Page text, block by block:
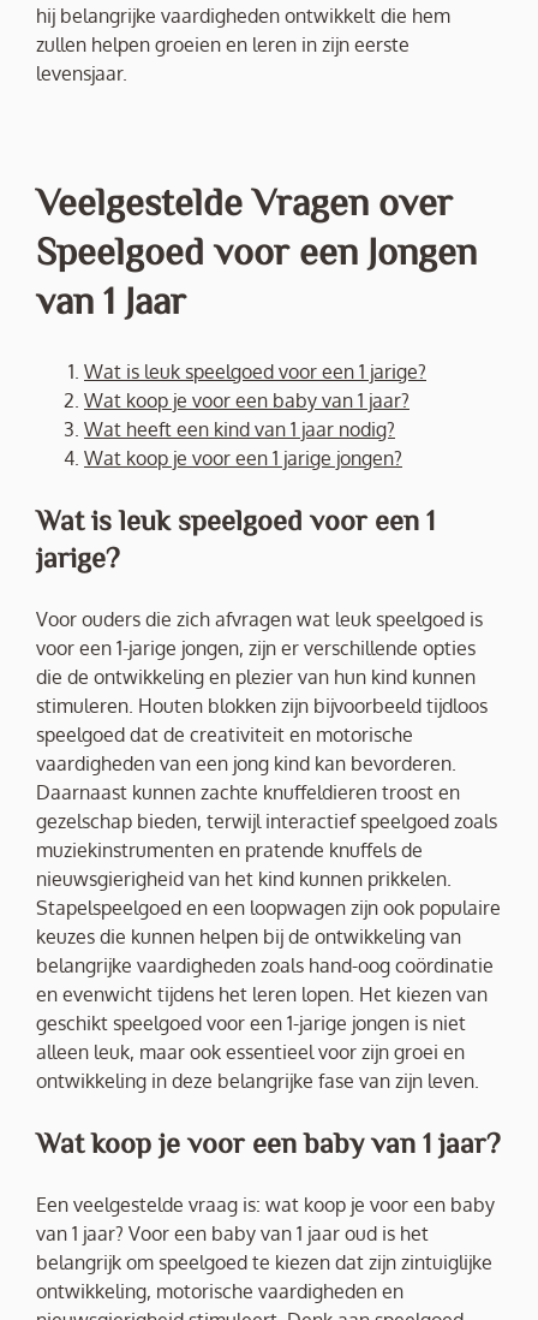
hij belangrijke vaardigheden ontwikkelt die hem
zullen helpen groeien en leren in zijn eerste
levensjaar.
Veelgestelde Vragen over
Speelgoed voor een Jongen
van 1 Jaar
Wat is leuk speelgoed voor een 1 jarige?
Wat koop je voor een baby van 1 jaar?
Wat heeft een kind van 1 jaar nodig?
Wat koop je voor een 1 jarige jongen?
Wat is leuk speelgoed voor een 1
jarige?
Voor ouders die zich afvragen wat leuk speelgoed is
voor een 1-jarige jongen, zijn er verschillende opties
die de ontwikkeling en plezier van hun kind kunnen
stimuleren. Houten blokken zijn bijvoorbeeld tijdloos
speelgoed dat de creativiteit en motorische
vaardigheden van een jong kind kan bevorderen.
Daarnaast kunnen zachte knuffeldieren troost en
gezelschap bieden, terwijl interactief speelgoed zoals
muziekinstrumenten en pratende knuffels de
nieuwsgierigheid van het kind kunnen prikkelen.
Stapelspeelgoed en een loopwagen zijn ook populaire
keuzes die kunnen helpen bij de ontwikkeling van
belangrijke vaardigheden zoals hand-oog coördinatie
en evenwicht tijdens het leren lopen. Het kiezen van
geschikt speelgoed voor een 1-jarige jongen is niet
alleen leuk, maar ook essentieel voor zijn groei en
ontwikkeling in deze belangrijke fase van zijn leven.
Wat koop je voor een baby van 1 jaar?
Een veelgestelde vraag is: wat koop je voor een baby
van 1 jaar? Voor een baby van 1 jaar oud is het
belangrijk om speelgoed te kiezen dat zijn zintuiglijke
ontwikkeling, motorische vaardigheden en